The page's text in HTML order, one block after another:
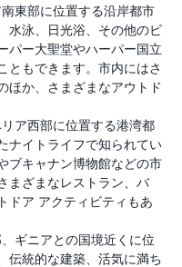
東部に位置する沿岸都市
水泳、日光浴、その他のビ
パー大聖堂やハーパー国立
ともできます。市内にはさ
ほか、さまざまなアウトド
ア西部に位置する港湾都
ナイトライフで知られてい
ブキャナン博物館などの市
まざまなレストラン、バ
ドア アクティビティもあ
ギニアとの国境近くに位
伝統的な建築、活気に満ち